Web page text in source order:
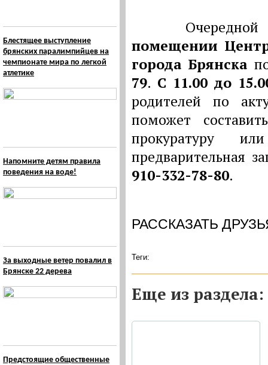
Блестящее выступление
брянских паралимпийцев на
чемпионате мира по легкой
атлетике
Напомните детям правила
поведения на воде!
За выходные ветер повалил в
Брянске 22 дерева
Предстоящие общественные
Очередной
помещении
города Брянска
79. С 11.00 до
родителей по
поможет
прокуратуру
предварительная
910-332-78-80.
РАССКАЗАТЬ
Теги:
Eще из раздела: